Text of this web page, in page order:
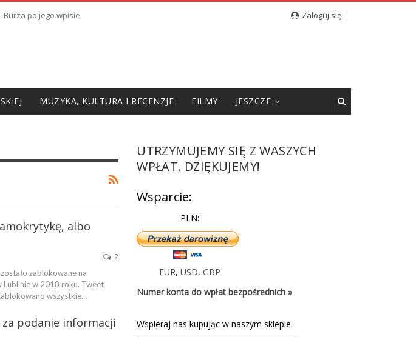
Burza po jego wpisie Zaloguj się
MUZYKA, KULTURA I RECENZJE FILMY JESZCZE
albo
2
zablokowane na
Lublinie w 2018 roku. Tweet
wszystkie…
podanie informacji
UTRZYMUJEMY SIĘ Z WASZYCH
WPŁAT. DZIĘKUJEMY!
Wsparcie:
PLN:
EUR,USD,GBP
Numer konta do wpłat bezpośrednich »
Wspieraj nas kupując w naszym sklepie.